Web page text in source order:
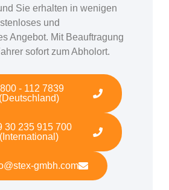
Sie erhalten in wenigen
und
Angebot. Mit Beauftragung
sofort zum Abholort.
- 112 7839
(Deutschland)
30 235 915 700
(International)
gmbh.com